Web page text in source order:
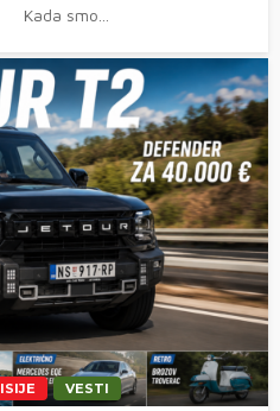
smo...
VESTI